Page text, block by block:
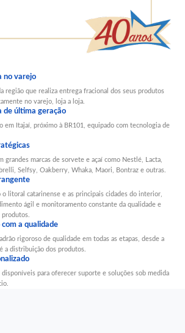
no varejo
região que realiza entrega fracional dos seus produtos
no varejo, loja a loja.
de última geração
em Itajaí, próximo à BR101, equipado com tecnologia de
grandes marcas de sorvete e açaí como Nestlé, Lacta,
Selfsy, Oakberry, Whaka, Maori, Bontraz e outras.
litoral catarinense e as principais cidades do interior,
ágil e monitoramento constante da qualidade e
a qualidade
rigoroso de qualidade em todas as etapas, desde a
a distribuição dos produtos.
disponíveis para oferecer suporte e soluções sob medida